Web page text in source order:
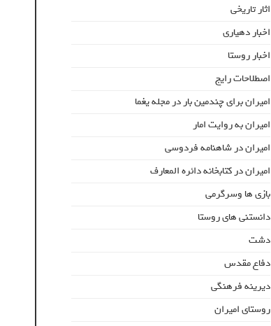
اثار تاریخی
اخبار دهیاری
اخبار روستا
اصطلاحات رایج
امیران برای چندمین بار در مجله یغما
امیران به روایت امار
امیران در شاهنامه فردوسی
امیران در کتابخانه دائره المعارف
بازی ها وسرگرمی
دانستنی های روستا
دشت
دفاع مقدس
دیرینه فرهنگی
روستای امیران